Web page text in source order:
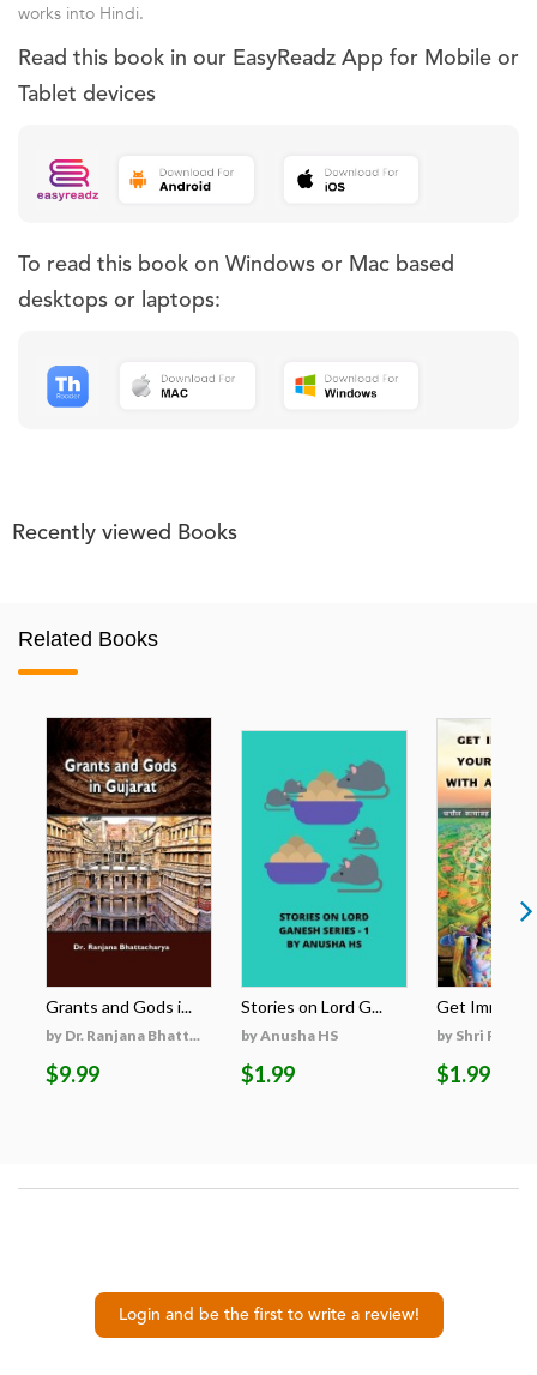
works into Hindi.
Read this book in our EasyReadz App for Mobile or
Tablet devices
To read this book on Windows or Mac based
desktops or laptops:
Recently viewed Books
Related Books
Grants and Gods i...
by Dr. Ranjana Bhatt...
$9.99
Stories on Lord G...
by Anusha HS
$1.99
Get
by Shri
$1.99
Login and be the first to write a review!